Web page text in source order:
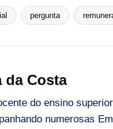
pergunta
da Costa
do ensino
numerosas